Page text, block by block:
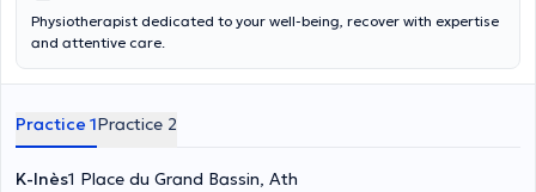
Physiotherapist dedicated to your well-being, recover with expertise
and attentive care.
Practice 1Practice 2
K-Inès1 Place du Grand Bassin, Ath